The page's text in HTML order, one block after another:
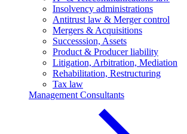
Insolvency administrations
Antitrust law & Merger control
Mergers & Acquisitions
Successsion, Assets
Product & Producer liability
Litigation, Arbitration, Mediation
Rehabilitation, Restructuring
Tax law
Management Consultants